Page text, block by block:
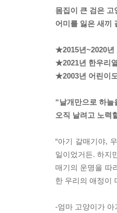
몸집이 큰 검은 고
어미를 잃은 새끼
★2015년~2020년
★2021년 한우리
★2003년 어린이
“날개만으로 하늘
오직 날려고 노력
“아기 갈매기야,
일이었거든. 하지
매기의 운명을 따
한 우리의 애정이
-엄마 고양이가 아